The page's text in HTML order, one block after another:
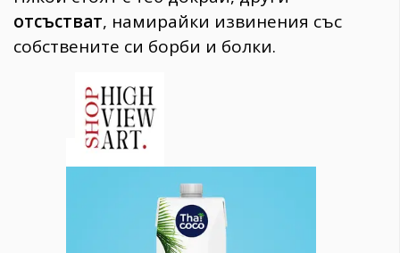
отсъстват, намирайки извинения със
собствените си борби и болки.